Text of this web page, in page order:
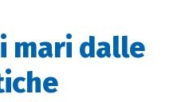
mari dalle